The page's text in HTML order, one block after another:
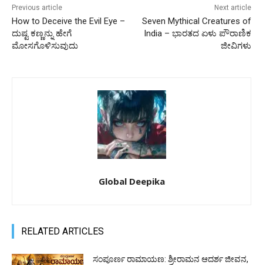
Previous article
How to Deceive the Evil Eye –
ದುಷ್ಟ ಕಣ್ಣನ್ನು ಹೇಗೆ
ಮೋಸಗೊಳಿಸುವುದು
Next article
Seven Mythical Creatures of
India – ಭಾರತದ ಏಳು ಪೌರಾಣಿಕ
ಜೀವಿಗಳು
Global Deepika
RELATED ARTICLES
ಸಂಪೂರ್ಣ ರಾಮಾಯಣ: ಶ್ರೀರಾಮನ ಆದರ್ಶ ಜೀವನ,